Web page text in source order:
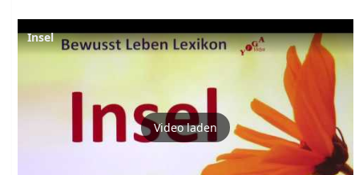
Insel
Video laden